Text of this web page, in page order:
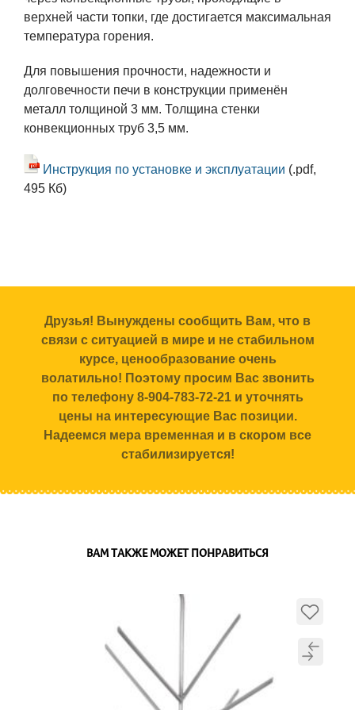
верхней части топки, где достигается максимальная
температура горения.
Для повышения прочности, надежности и
долговечности печи в конструкции применён
металл толщиной 3 мм. Толщина стенки
конвекционных труб 3,5 мм.
Инструкция по установке и эксплуатации (.pdf,
495 Кб)
Друзья! Вынуждены сообщить Вам, что в
связи с ситуацией в мире и не стабильном
курсе, ценообразование очень
волатильно! Поэтому просим Вас звонить
по телефону 8-904-783-72-21 и уточнять
цены на интересующие Вас позиции.
Надеемся мера временная и в скором все
стабилизируется!
ВАМ ТАКЖЕ МОЖЕТ ПОНРАВИТЬСЯ